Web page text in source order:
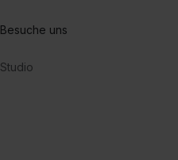
Besuche uns
Studio